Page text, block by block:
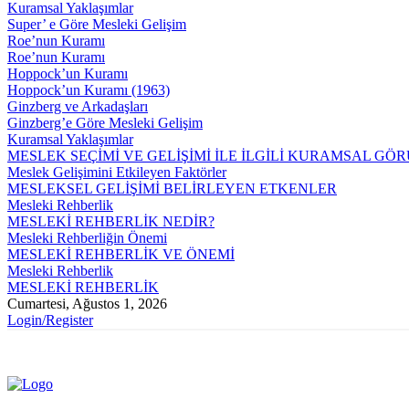
Kuramsal Yaklaşımlar
Super’ e Göre Mesleki Gelişim
Roe’nun Kuramı
Roe’nun Kuramı
Hoppock’un Kuramı
Hoppock’un Kuramı (1963)
Ginzberg ve Arkadaşları
Ginzberg’e Göre Mesleki Gelişim
Kuramsal Yaklaşımlar
MESLEK SEÇİMİ VE GELİŞİMİ İLE İLGİLİ KURAMSAL
Meslek Gelişimini Etkileyen Faktörler
MESLEKSEL GELİŞİMİ BELİRLEYEN ETKENLER
Mesleki Rehberlik
MESLEKİ REHBERLİK NEDİR?
Mesleki Rehberliğin Önemi
MESLEKİ REHBERLİK VE ÖNEMİ
Mesleki Rehberlik
MESLEKİ REHBERLİK
Cumartesi, Ağustos 1, 2026
Login/Register